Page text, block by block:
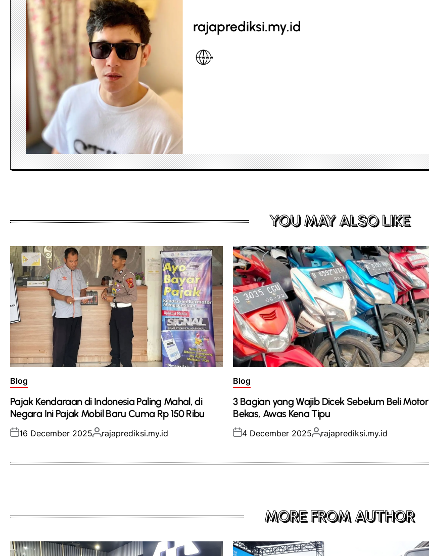
rajaprediksi.my.id
YOU MAY ALSO LIKE
Posted
Blog
Pajak Kendaraan di Indonesia Paling Mahal, di
Negara Ini Pajak Mobil Baru Cuma Rp 150 Ribu
Posted
16 December 2025Posted
rajaprediksi.my.id
Posted
Blog
3 Bagian yang Wajib Dicek Sebelum Beli Motor
Bekas, Awas Kena Tipu
Posted
4 December 2025Posted
rajaprediksi.my.id
MORE FROM AUTHOR